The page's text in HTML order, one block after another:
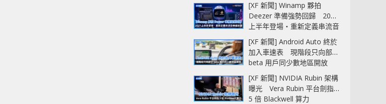
[XF 新聞] Winamp 夥拍
Deezer 準備強勢回歸 2027
上半年登場‧重新定義串流音
樂播放器
[XF 新聞] Android Auto 終於
加入車速表 現階段只向部分
beta 用戶同少數地區開放
[XF 新聞] NVIDIA Rubin 架構
曝光 Vera Rubin 平台劍指
5 倍 Blackwell 算力